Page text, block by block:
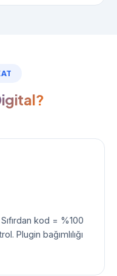
kod = %100
Plugin bağımlılığı